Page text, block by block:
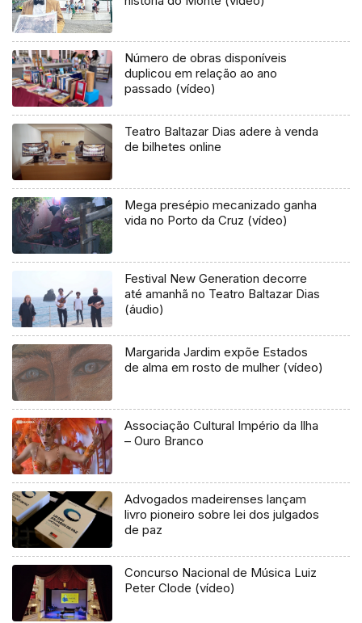
Número de obras disponíveis
duplicou em relação ao ano
passado (vídeo)
Teatro Baltazar Dias adere à venda
de bilhetes online
Mega presépio mecanizado ganha
vida no Porto da Cruz (vídeo)
Festival New Generation decorre
até amanhã no Teatro Baltazar Dias
(áudio)
Margarida Jardim expõe Estados
de alma em rosto de mulher (vídeo)
Associação Cultural Império da Ilha
– Ouro Branco
Advogados madeirenses lançam
livro pioneiro sobre lei dos julgados
de paz
Concurso Nacional de Música Luiz
Peter Clode (vídeo)